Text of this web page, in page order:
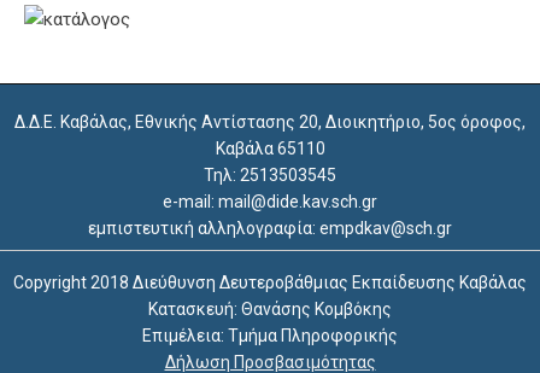
Δ.Δ.Ε. Καβάλας, Εθνικής Αντίστασης 20, Διοικητήριο, 5ος όροφος,
Καβάλα 65110
Τηλ: 2513503545
e-mail: mail@dide.kav.sch.gr
εμπιστευτική αλληλογραφία: empdkav@sch.gr
Copyright 2018 Διεύθυνση Δευτεροβάθμιας Εκπαίδευσης Καβάλας
Κατασκευή: Θανάσης Κομβόκης
Επιμέλεια: Τμήμα Πληροφορικής
Δήλωση Προσβασιμότητας